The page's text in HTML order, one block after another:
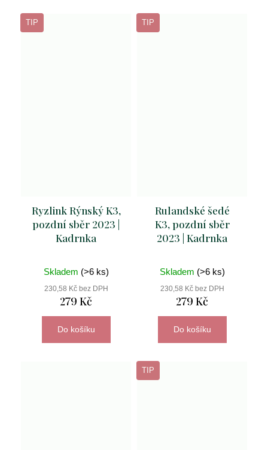
TIP
Ryzlink Rýnský K3,
pozdní sběr 2023 |
Kadrnka
Skladem (>6 ks)
230,58 Kč bez DPH
279 Kč
Do košíku
TIP
Rulandské šedé
K3, pozdní sběr
2023 | Kadrnka
Skladem (>6 ks)
230,58 Kč bez DPH
279 Kč
Do košíku
TIP